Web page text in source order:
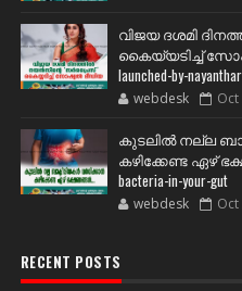
വിജയ ദശമി
കൈയ്യടിച്ച്
launched-by-
webdesk Oct
കുടലിൽ നല്ല
കഴിക്കേണ്ട ഏഴ്
bacteria-in-your-gut
webdesk Oct
RECENT POSTS